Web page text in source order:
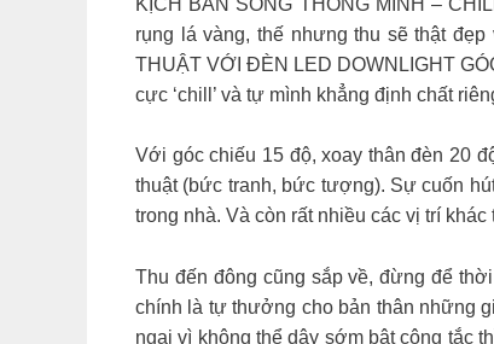
rụng lá vàng, thế nhưng thu sẽ thật
THUẬT VỚI ĐÈN LED DOWNLIGHT
cực ‘chill’ và tự mình khẳng định chất
Với góc chiếu 15 độ, xoay thân đèn 20
thuật (bức tranh, bức tượng). Sự cuốn
trong nhà. Và còn rất nhiều các vị trí
Thu đến đông cũng sắp về, đừng để
chính là tự thưởng cho bản thân những
ngại vì không thể dậy sớm bật công tắc